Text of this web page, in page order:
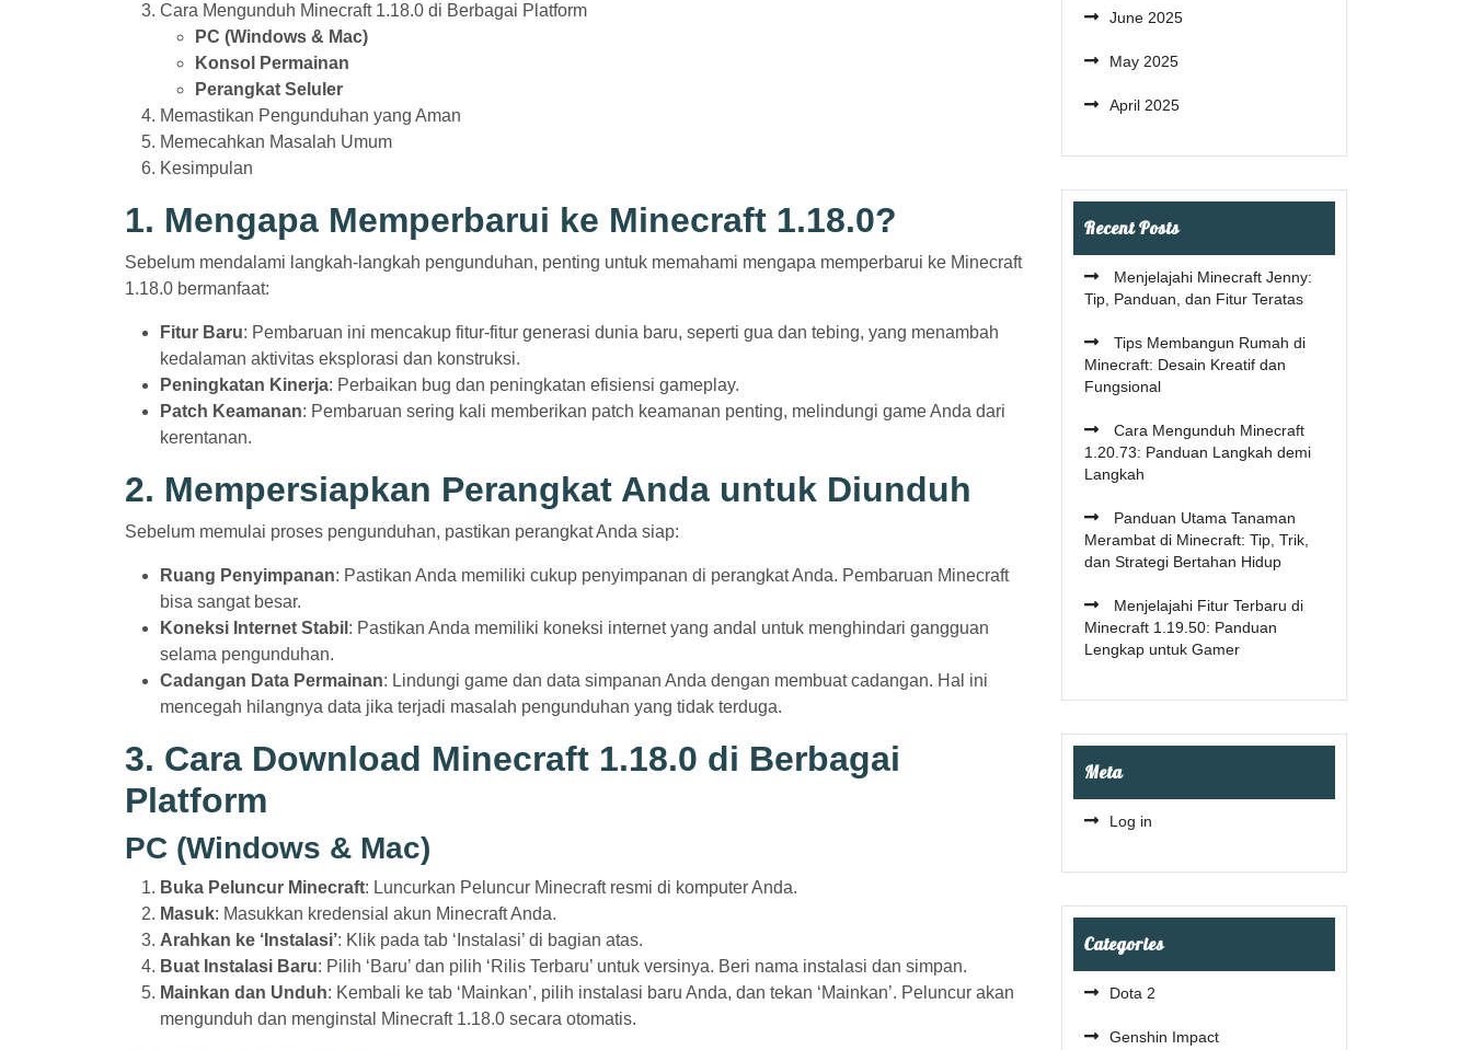
Cara Mengunduh Minecraft 1.18.0 di Berbagai Platform
PC (Windows & Mac)
Konsol Permainan
Perangkat Seluler
Memastikan Pengunduhan yang Aman
Memecahkan Masalah Umum
Kesimpulan
1. Mengapa Memperbarui ke Minecraft 1.18.0?
Sebelum mendalami langkah-langkah pengunduhan, penting untuk memahami mengapa memperbarui ke Minecraft
1.18.0 bermanfaat:
Fitur Baru: Pembaruan ini mencakup fitur-fitur generasi dunia baru, seperti gua dan tebing, yang menambah
kedalaman aktivitas eksplorasi dan konstruksi.
Peningkatan Kinerja: Perbaikan bug dan peningkatan efisiensi gameplay.
Patch Keamanan: Pembaruan sering kali memberikan patch keamanan penting, melindungi game Anda dari
kerentanan.
2. Mempersiapkan Perangkat Anda untuk Diunduh
Sebelum memulai proses pengunduhan, pastikan perangkat Anda siap:
Ruang Penyimpanan: Pastikan Anda memiliki cukup penyimpanan di perangkat Anda. Pembaruan Minecraft
bisa sangat besar.
Koneksi Internet Stabil : Pastikan Anda memiliki koneksi internet yang andal untuk menghindari gangguan
selama pengunduhan.
Cadangan Data Permainan: Lindungi game dan data simpanan Anda dengan membuat cadangan. Hal ini
mencegah hilangnya data jika terjadi masalah pengunduhan yang tidak terduga.
3. Cara Download Minecraft 1.18.0 di Berbagai
Platform
PC (Windows & Mac)
Buka Peluncur Minecraft: Luncurkan Peluncur Minecraft resmi di komputer Anda.
Masuk: Masukkan kredensial akun Minecraft Anda.
Arahkan ke ‘Instalasi’: Klik pada tab ‘Instalasi’ di bagian atas.
Buat Instalasi Baru: Pilih ‘Baru’ dan pilih ‘Rilis Terbaru’ untuk versinya. Beri nama instalasi dan simpan.
Mainkan dan Unduh: Kembali ke tab ‘Mainkan’, pilih instalasi baru Anda, dan tekan ‘Mainkan’. Peluncur akan
mengunduh dan menginstal Minecraft 1.18.0 secara otomatis.
June 2025
May 2025
April 2025
Recent Posts
Menjelajahi Minecraft Jenny:
Tip, Panduan, dan Fitur Teratas
Tips Membangun Rumah di
Minecraft: Desain Kreatif dan
Fungsional
Cara Mengunduh Minecraft
1.20.73: Panduan Langkah demi
Langkah
Panduan Utama Tanaman
Merambat di Minecraft: Tip, Trik,
dan Strategi Bertahan Hidup
Menjelajahi Fitur Terbaru di
Minecraft 1.19.50: Panduan
Lengkap untuk Gamer
Meta
Log in
Categories
Dota 2
Genshin Impact